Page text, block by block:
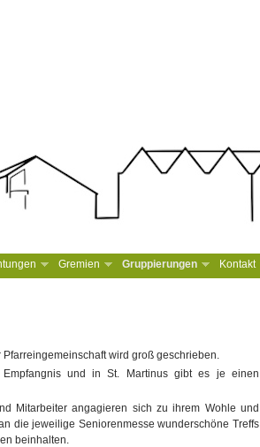
Gremien Gruppierungen Kontakt
wird groß geschrieben.
Empfangnis und in St. Martinus gibt es je einen
Mitarbeiter angagieren sich zu ihrem Wohle und
die jeweilige Seniorenmesse wunderschöne Treffs
beinhalten.